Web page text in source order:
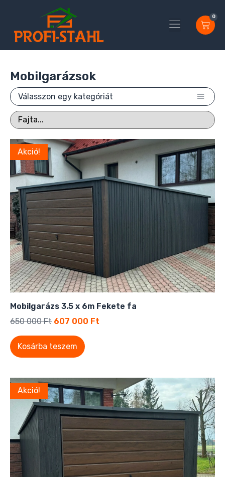
0
Mobilgarázsok
Válasszon egy kategóriát
Akció!
Mobilgarázs 3.5 x 6m Fekete fa
650 000Ft 607 000 Ft
Kosárba teszem
Akció!